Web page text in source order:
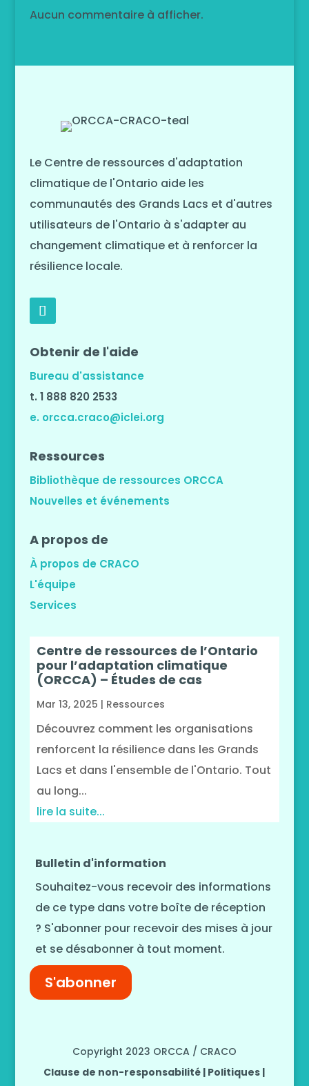
Aucun commentaire à afficher.
Le Centre de ressources d'adaptation
climatique de l'Ontario aide les
communautés des Grands Lacs et d'autres
utilisateurs de l'Ontario à s'adapter au
changement climatique et à renforcer la
résilience locale.
Obtenir de l'aide
Bureau d'assistance
t. 1 888 820 2533
e. orcca.craco@iclei.org
Ressources
Bibliothèque de ressources ORCCA
Nouvelles et événements
A propos de
À propos de CRACO
L'équipe
Services
Centre de ressources de l’Ontario
pour l’adaptation climatique
(ORCCA) – Études de cas
Mar 13, 2025 | Ressources
Découvrez comment les organisations
renforcent la résilience dans les Grands
Lacs et dans l'ensemble de l'Ontario. Tout
au long...
lire la suite...
Bulletin d'information
Souhaitez-vous recevoir des informations
de ce type dans votre boîte de réception
? S'abonner pour recevoir des mises à jour
et se désabonner à tout moment.
S'abonner
Copyright 2023 ORCCA / CRACO
Clause de non-responsabilité | Politiques |